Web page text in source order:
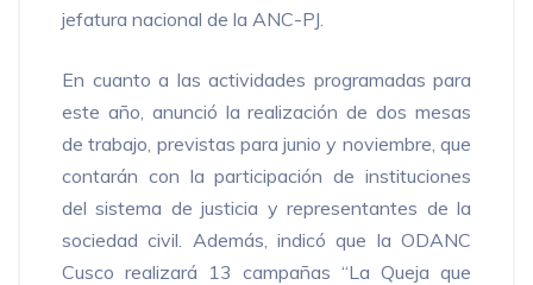
jefatura nacional de la ANC-PJ.
En cuanto a las actividades programadas para
este año, anunció la realización de dos mesas
de trabajo, previstas para junio y noviembre, que
contarán con la participación de instituciones
del sistema de justicia y representantes de la
sociedad civil. Además, indicó que la ODANC
Cusco realizará 13 campañas “La Queja que